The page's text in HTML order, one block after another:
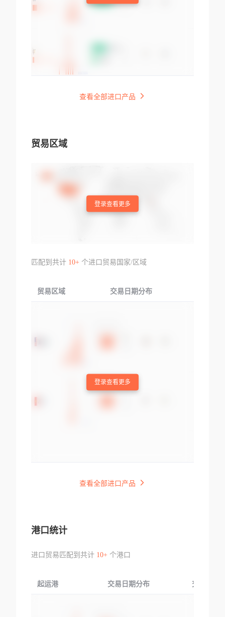
查看全部进口产品
贸易区域
登录查看更多
匹配到共计 10+个进口贸易国家/区域
贸易区域 交易日期分布
登录查看更多
查看全部进口产品
港口统计
进口贸易匹配到共计 10+个港口
起运港 交易日期分布 交易产品